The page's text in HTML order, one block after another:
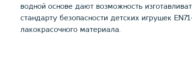
водной основе дают возможность
стандарту безопасности детских игрушек
лакокрасочного материала.